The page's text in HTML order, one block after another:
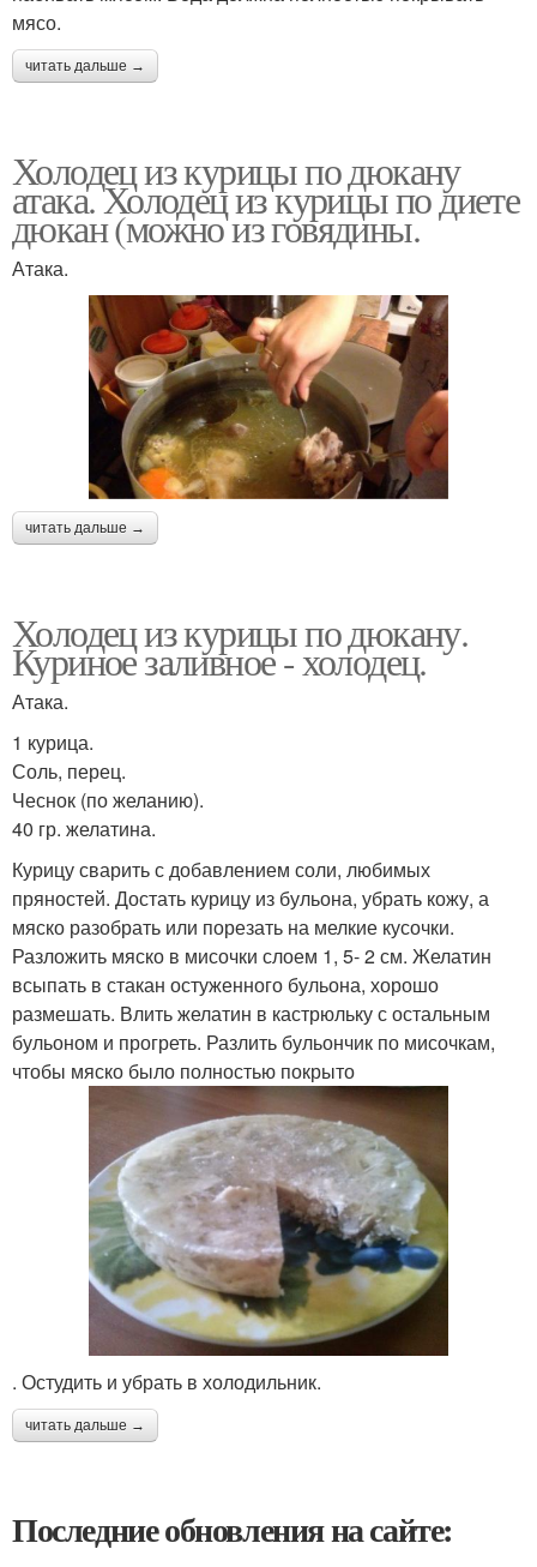
мясо.
читать дальше →
Холодец из курицы по дюкану
атака. Холодец из курицы по диете
дюкан (можно из говядины.
Атака.
читать дальше →
Холодец из курицы по дюкану.
Куриное заливное - холодец.
Атака.
1 курица.
Соль, перец.
Чеснок (по желанию).
40 гр. желатина.
Курицу сварить с добавлением соли, любимых
пряностей. Достать курицу из бульона, убрать кожу, а
мяско разобрать или порезать на мелкие кусочки.
Разложить мяско в мисочки слоем 1, 5- 2 см. Желатин
всыпать в стакан остуженного бульона, хорошо
размешать. Влить желатин в кастрюльку с остальным
бульоном и прогреть. Разлить бульончик по мисочкам,
чтобы мяско было полностью покрыто
. Остудить и убрать в холодильник.
читать дальше →
Последние обновления на сайте: